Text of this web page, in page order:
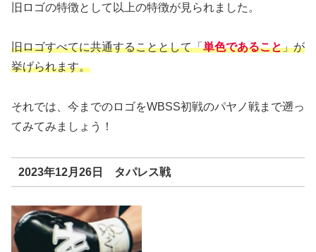
旧ロゴの特徴として以上の特徴が見られました。
旧ロゴすべてに共通することとして「単色であること」が
挙げられます。
それでは、今までのロゴをWBSS初戦のパヤノ戦まで遡っ
てみてみましょう！
2023年12月26日 タパレス戦